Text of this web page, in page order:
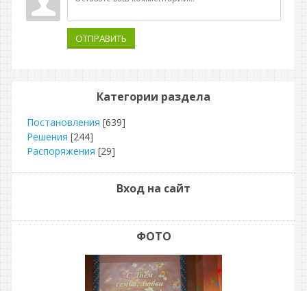
ОТПРАВИТЬ
Категории раздела
Постановления [639]
Решения [244]
Распоряжения [29]
Вход на сайт
ФОТО